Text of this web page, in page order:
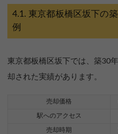
東京都板橋区坂下の
例
東京都板橋区坂下では、築30
却された実績があります。
売却価格
駅へのアクセス
売却時期